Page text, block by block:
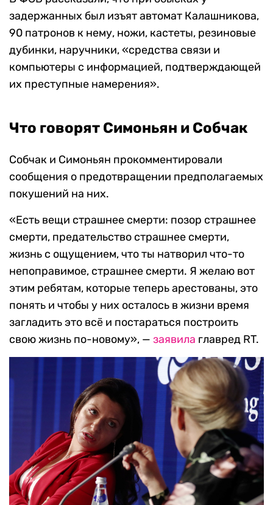
задержанных был изъят автомат Калашникова,
90 патронов к нему, ножи, кастеты, резиновые
дубинки, наручники, «средства связи и
компьютеры с информацией, подтверждающей
их преступные намерения».
Что говорят Симоньян и Собчак
Собчак и Симоньян прокомментировали
сообщения о предотвращении предполагаемых
покушений на них.
«Есть вещи страшнее смерти: позор страшнее
смерти, предательство страшнее смерти,
жизнь с ощущением, что ты натворил что-то
непоправимое, страшнее смерти. Я желаю вот
этим ребятам, которые теперь арестованы, это
понять и чтобы у них осталось в жизни время
загладить это всё и постараться построить
свою жизнь по-новому», — заявила главред RT.